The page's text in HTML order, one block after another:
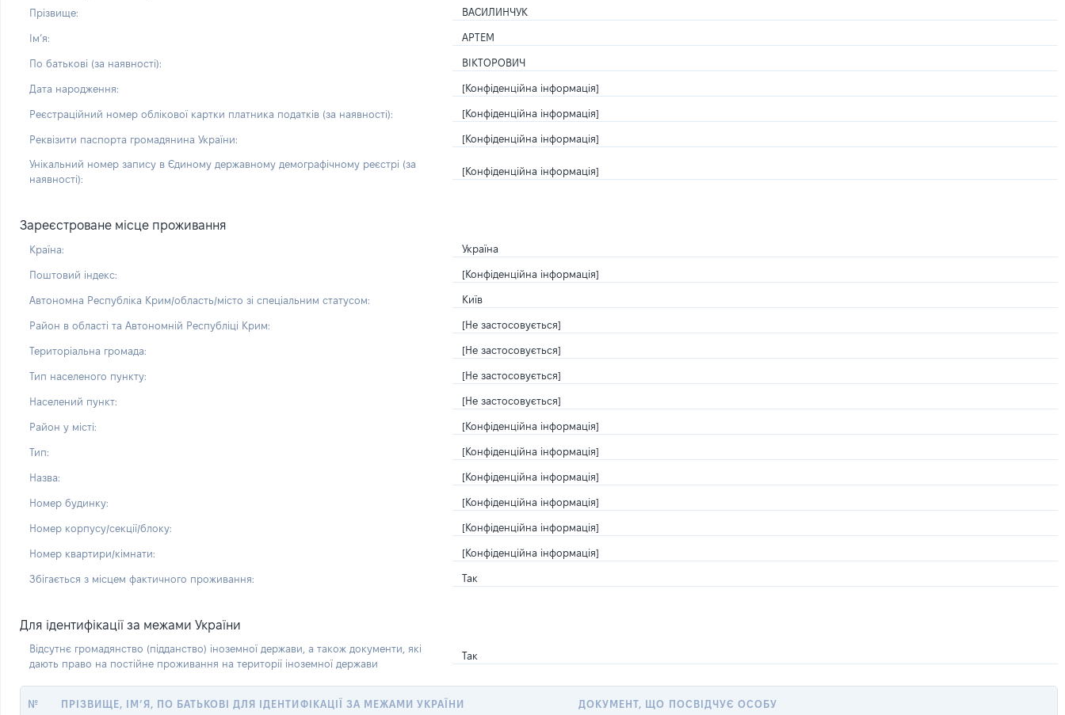
Прізвище: ВАСИЛИНЧУК
Імʼя: АРТЕМ
По батькові (за наявності): ВІКТОРОВИЧ
Дата народження: [Конфіденційна інформація]
Реєстраційний номер облікової картки платника податків (за наявності): [Конфіденційна інформація]
Реквізити паспорта громадянина України: [Конфіденційна інформація]
Унікальний номер запису в Єдиному державному демографічному реєстрі (за
наявності):
[Конфіденційна інформація]
Зареєстроване місце проживання
Країна: Україна
Поштовий індекс: [Конфіденційна інформація]
Автономна Республіка Крим/область/місто зі спеціальним статусом: Київ
Район в області та Автономній Республіці Крим: [Не застосовується]
Територіальна громада: [Не застосовується]
Тип населеного пункту: [Не застосовується]
Населений пункт: [Не застосовується]
Район у місті: [Конфіденційна інформація]
Тип: [Конфіденційна інформація]
Назва: [Конфіденційна інформація]
Номер будинку: [Конфіденційна інформація]
Номер корпусу/секції/блоку: [Конфіденційна інформація]
Номер квартири/кімнати: [Конфіденційна інформація]
Збігається з місцем фактичного проживання: Так
Для ідентифікації за межами України
Відсутнє громадянство (підданство) іноземної держави, а також документи, які
дають право на постійне проживання на території іноземної держави
Так
№ ПРІЗВИЩЕ, ІМ’Я, ПО БАТЬКОВІ ДЛЯ ІДЕНТИФІКАЦІЇ ЗА МЕЖАМИ УКРАЇНИ ДОКУМЕНТ, ЩО ПОСВІДЧУЄ ОСОБУ